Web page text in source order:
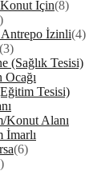
İçin(8)
İzinli(4)
(3)
(Sağlık Tesisi)
Ocağı
Tesisi)
Konut Alanı
İmarlı
(6)